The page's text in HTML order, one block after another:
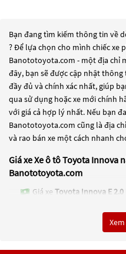
Bạn đang tìm kiếm thông tin về
? Để lựa chọn cho mình chiếc xe
Banototoyota.com - một địa chỉ
đây, bạn sẽ được cập nhật thông
đầy đủ và chính xác nhất, giúp
qua sử dụng hoặc xe mới chính
với giá cả hợp lý nhất. Nếu bạn
Banototoyota.com cũng là địa
và rao bán xe một cách nhanh
Giá xe Xe ô tô Toyota Innova
Banototoyota.com
Giá xe Toyota Innova E 2.0
Toyota Innova 2.0E
Toyota Innova 2.0G
Các dòngXe ô tô Toyota Innova